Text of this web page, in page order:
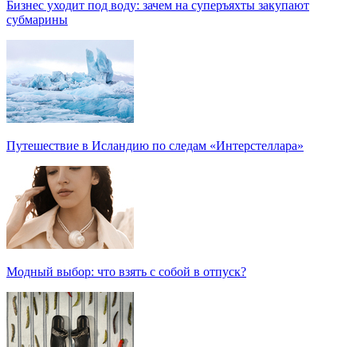
Бизнес уходит под воду: зачем на суперъяхты закупают
субмарины
Путешествие в Исландию по следам «Интерстеллара»
Модный выбор: что взять с собой в отпуск?